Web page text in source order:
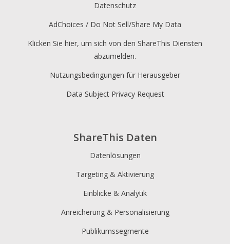
ShareThis Daten
Datenlösungen
Targeting & Aktivierung
Einblicke & Analytik
Anreicherung & Personalisierung
Publikumssegmente
Datenschutz
AdChoices / Do Not Sell/Share My Data
Klicken Sie hier, um sich von den ShareThis Diensten
abzumelden.
Nutzungsbedingungen für Herausgeber
Data Subject Privacy Request